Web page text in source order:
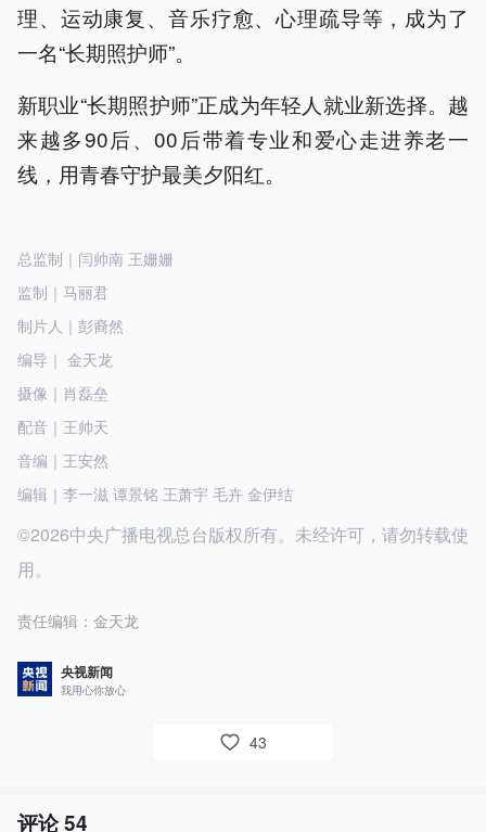
理、运动康复、音乐疗愈、心理疏导等，成为了
一名“长期照护师”。
新职业“长期照护师”正成为年轻人就业新选择。越
来越多90后、00后带着专业和爱心走进养老一
线，用青春守护最美夕阳红。
总监制｜闫帅南 王姗姗
监制｜马丽君
制片人｜彭裔然
编导｜ 金天龙
摄像｜肖磊垒
配音｜王帅天
音编｜王安然
编辑｜李一滋 谭景铭 王萧宇 毛卉 金伊结
©2026中央广播电视总台版权所有。未经许可，请勿转载使
用。
责任编辑： 金天龙
央视新闻
我用心你放心
43
评论54